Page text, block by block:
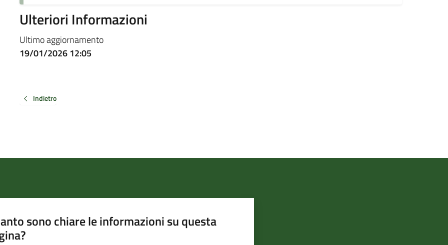
Ulteriori Informazioni
Ultimo aggiornamento
19/01/2026 12:05
Indietro
sono chiare le informazioni su questa